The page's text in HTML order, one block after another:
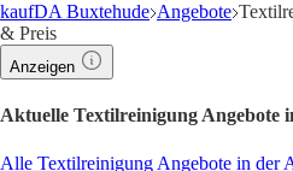
kaufDA Buxtehude Angebote
& Preis
Anzeigen
Aktuelle Textilreinigung Angebote
Alle Textilreinigung Angebote in der